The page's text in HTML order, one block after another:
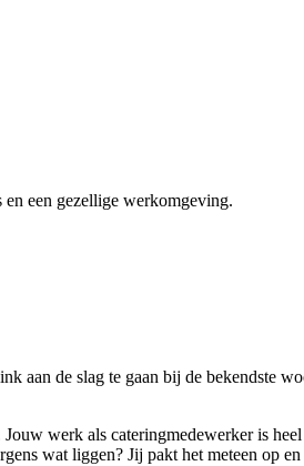
een gezellige werkomgeving.
aan de slag te gaan bij de bekendste
werk als cateringmedewerker is
wat liggen? Jij pakt het meteen op